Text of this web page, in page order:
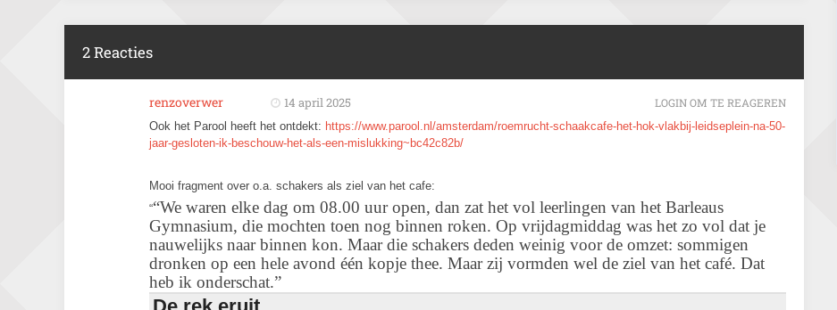
2 Reacties
renzoverwer 14 april 2025
Ook het Parool heeft het ontdekt: https://www.parool.nl/amsterdam/roemrucht-schaakcafe-het-hok-vlakbij-leidseplein-na-50-
jaar-gesloten-ik-beschouw-het-als-een-mislukking~bc42c82b/
Mooi fragment over o.a. schakers als ziel van het cafe:
““We waren elke dag om 08.00 uur open, dan zat het vol leerlingen van het Barleaus
Gymnasium, die mochten toen nog binnen roken. Op vrijdagmiddag was het zo vol dat je
nauwelijks naar binnen kon. Maar die schakers deden weinig voor de omzet: sommigen
dronken op een hele avond één kopje thee. Maar zij vormden wel de ziel van het café. Dat
heb ik onderschat.”
LOGIN OM TE REAGEREN